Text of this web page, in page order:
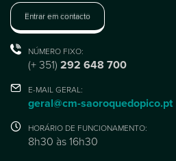
Entrar em contacto
NÚMERO FIXO:
(+ 351) 292 648 700
E-MAIL GERAL:
geral@cm-saoroquedopico.pt
HORÁRIO DE FUNCIONAMENTO:
8h30 às 16h30